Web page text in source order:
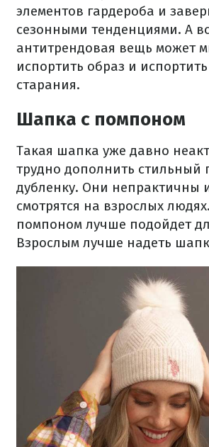
элементов гардероба и
сезонными тенденциями. А
антитрендовая вещь может
испортить образ и
старания.
Шапка с помпоном
Такая шапка уже давно
трудно дополнить стильный
дубленку. Они непрактичны
смотрятся на взрослых
помпоном лучше подойдет
Взрослым лучше надеть